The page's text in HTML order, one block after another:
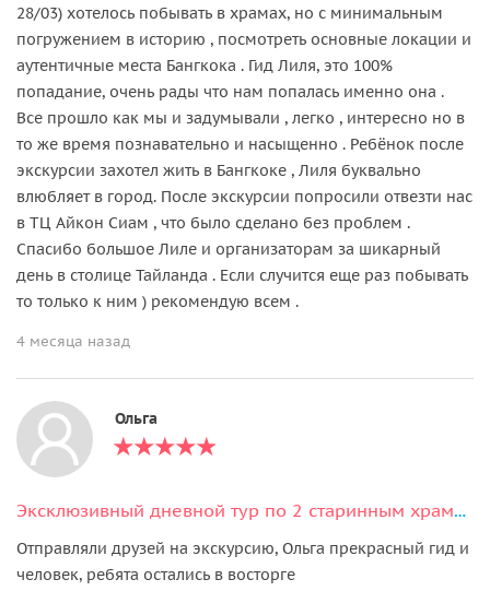
28/03) хотелось побывать в храмах, но с минимальным
погружением в историю , посмотреть основные локации и
аутентичные места Бангкока . Гид Лиля, это 100%
попадание, очень рады что нам попалась именно она .
Все прошло как мы и задумывали , легко , интересно но в
то же время познавательно и насыщенно . Ребёнок после
экскурсии захотел жить в Бангкоке , Лиля буквально
влюбляет в город. После экскурсии попросили отвезти нас
в ТЦ Айкон Сиам , что было сделано без проблем .
Спасибо большое Лиле и организаторам за шикарный
день в столице Тайланда . Если случится еще раз побывать
то только к ним ) рекомендую всем .
4 месяца назад
Ольга
Эксклюзивный дневной тур по 2 старинным храмам и ужин на лодке или на крыше отеля (все включено)
Отправляли друзей на экскурсию, Ольга прекрасный гид и
человек, ребята остались в восторге